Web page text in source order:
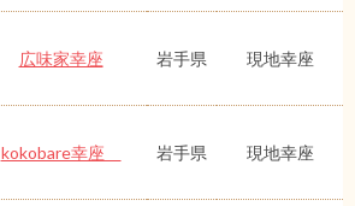
広味家幸座 岩手県 現地幸座
kokobare幸座 岩手県 現地幸座